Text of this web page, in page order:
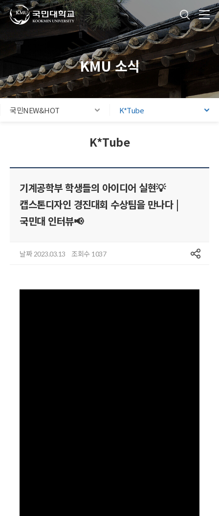
주메뉴 바로가기
본문내용 바로가기
푸터 바로가기
국민대학교
KMU 소식
국민NEW&HOT K*Tube
K*Tube
기계공학부 학생들의 아이디어 실현💡
캡스톤디자인 경진대회 수상팀을 만나다 |
국민대 인터뷰📢
날짜 2023.03.13 조회수 1037 공유